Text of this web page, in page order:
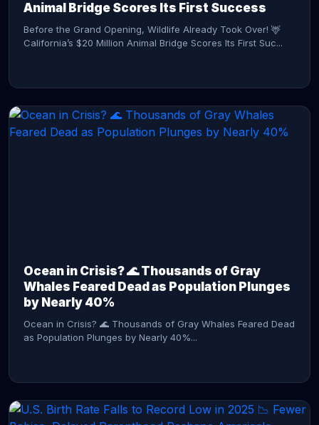
Animal Bridge Scores Its First Success
Before the Grand Opening, Wildlife Already Took Over! 🦌
California’s $20 Million Animal Bridge Scores Its First Suc...
Ocean in Crisis? 🌊 Thousands of Gray
Whales Feared Dead as Population Plunges
by Nearly 40%
Ocean in Crisis? 🌊 Thousands of Gray Whales Feared Dead
as Population Plunges by Nearly 40%...